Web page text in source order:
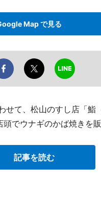
Map で見る
て、松山のすし店「鮨
でウナギのかば焼きを販
記事を読む